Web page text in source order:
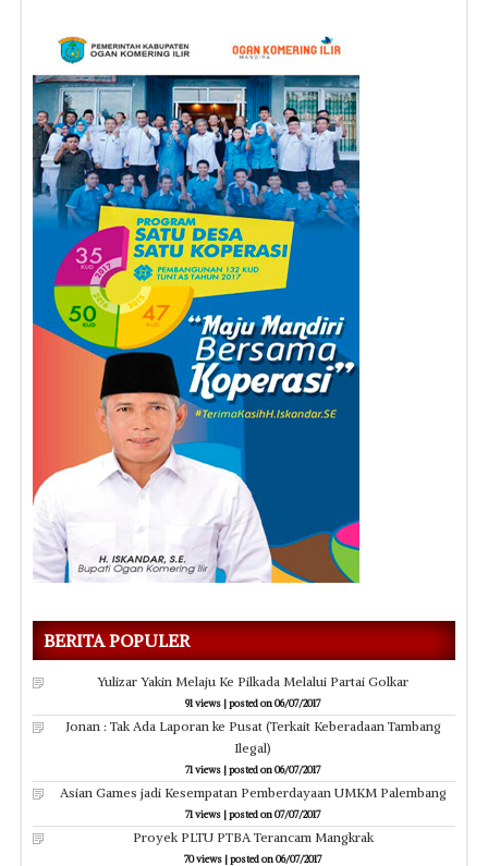
BERITA POPULER
Yulizar Yakin Melaju Ke Pilkada Melalui Partai Golkar
91 views |posted on 06/07/2017
Jonan : Tak Ada Laporan ke Pusat (Terkait Keberadaan Tambang
Ilegal)
71 views |posted on 06/07/2017
Asian Games jadi Kesempatan Pemberdayaan UMKM Palembang
71 views |posted on 07/07/2017
Proyek PLTU PTBA Terancam Mangkrak
70 views |posted on 06/07/2017